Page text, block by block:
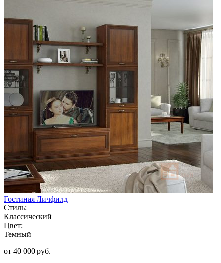
Гостиная Личфилд
Стиль:
Классический
Цвет:
Темный
от 40 000 руб.